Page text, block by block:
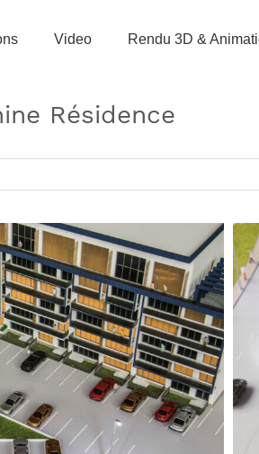
Video Rendu 3D &
Résidence